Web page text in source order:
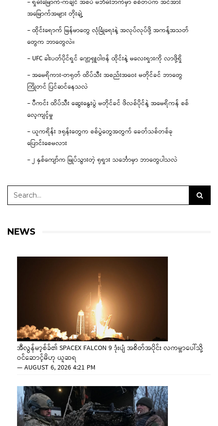
– ရှမ်းမြောက်-ကချင် အစပ် မဘိမ်းဘက်မှာ စစ်တပ်က အင်အား
အမြောက်အများ တိုးချဲ့
– ထိုင်းရောက် မြန်မာတွေ လုံခြုံရေးနဲ့ အလုပ်လုပ်ဖို့ အကန့်အသတ်
တွေက ဘာတွေလဲ။
– UFC ခါးပတ်ပိုင်ရှင် ဂျော့ရှူဝါဗန် ထိုင်းနဲ့ မလေးရှားကို လာဖို့ရှိ
– အမေရိကား-တရုတ် ထိပ်သီး အစည်းအဝေး မတိုင်ခင် ဘာတွေ
ကြိုတင် ပြင်ဆင်နေသလဲ
– ပီကင်း ထိပ်သီး ဆွေးနွေးပွဲ မတိုင်ခင် ဖိလစ်ပိုင်နဲ့ အမေရိကန် စစ်
လေ့ကျင့်မှု
– ယူကရိန်း ဒရုန်းတွေက စစ်ပွဲတွေအတွက် ခေတ်သစ်တစ်ခု
ပြောင်းစေမလား
– ၂ နှစ်ကျော်က မြုပ်သွားတဲ့ ရုရှား သင်္ဘောမှာ ဘာတွေပါသလဲ
NEWS
အီလွန်မာ့စ်ခ်၏ SPACEX FALCON 9 ဒုံးပျံ အစိတ်အပိုင်း လကမ္ဘာပေါ်သို့
ဝင်ဆောင့်မိဟု ယူဆရ
—AUGUST 6, 2026 4:21 PM